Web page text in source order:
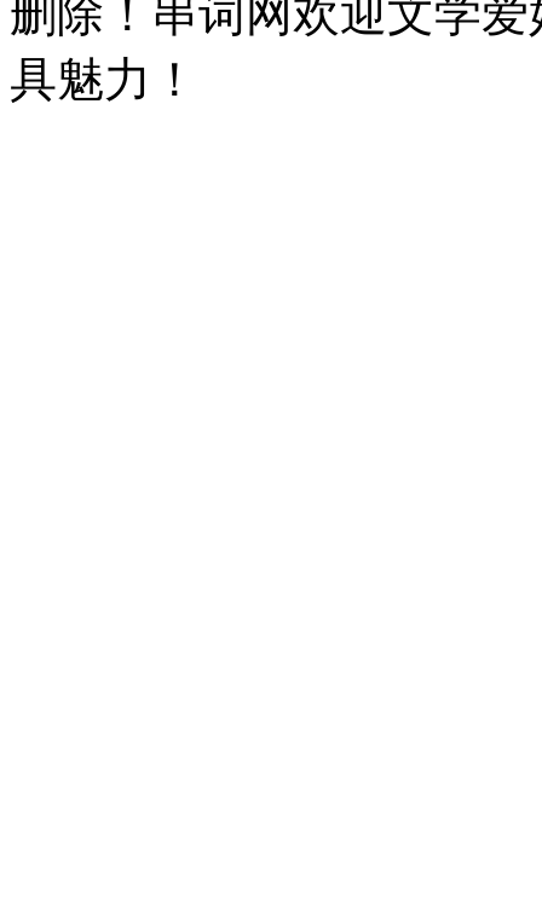
删除！串词网欢迎文学
具魅力！